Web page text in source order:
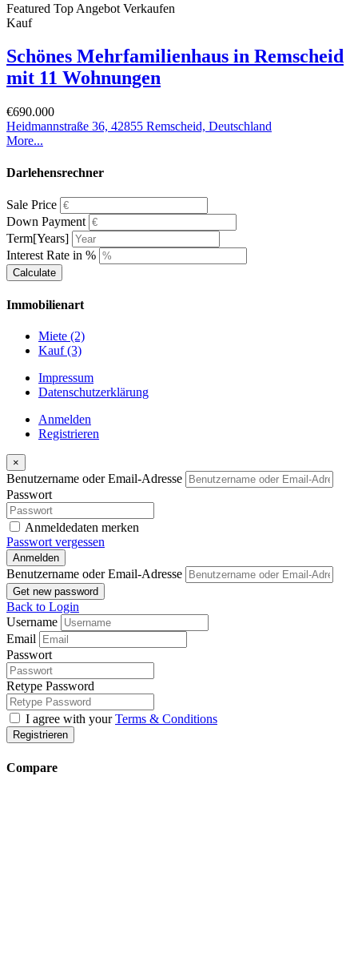
Featured Top Angebot Verkaufen
Kauf
Schönes Mehrfamilienhaus in Remscheid
mit 11 Wohnungen
€690.000
Heidmannstraße 36, 42855 Remscheid, Deutschland
More...
Darlehensrechner
Sale Price
Down Payment
Term[Years]
Interest Rate in %
Calculate
Immobilienart
Miete (2)
Kauf(3)
Impressum
Datenschutzerklärung
Anmelden
Registrieren
×
Benutzername oder Email-Adresse
Passwort
Anmeldedaten merken
Passwort vergessen
Anmelden
Benutzername oder Email-Adresse
Get new password
Back to Login
Username
Email
Passwort
Retype Password
I agree with yourTerms & Conditions
Registrieren
Compare